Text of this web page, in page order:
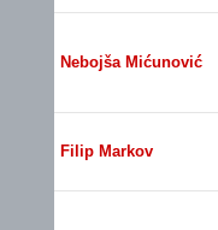
Nebojša Mićunović
Filip Markov